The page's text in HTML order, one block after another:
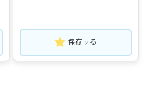
保存する